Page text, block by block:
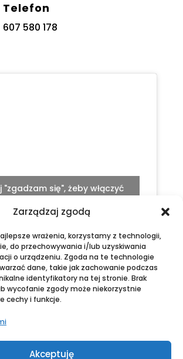
Zarządzaj zgodą
wrażenia, korzystamy z technologii,
do przechowywania i/lub uzyskiwania
o urządzeniu. Zgoda na te technologie
dane, takie jak zachowanie podczas
identyfikatory na tej stronie. Brak
wycofanie zgody może niekorzystnie
cechy i funkcje.
Akceptuję
Telefon
607 580 178
"zgadzam się", żeby włączyć